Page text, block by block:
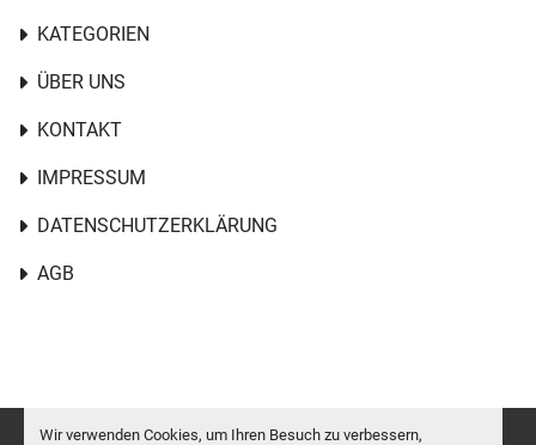
Wir verwenden Cookies, um Ihren Besuch zu verbessern,
KATEGORIEN
ÜBER UNS
KONTAKT
IMPRESSUM
DATENSCHUTZERKLÄRUNG
AGB